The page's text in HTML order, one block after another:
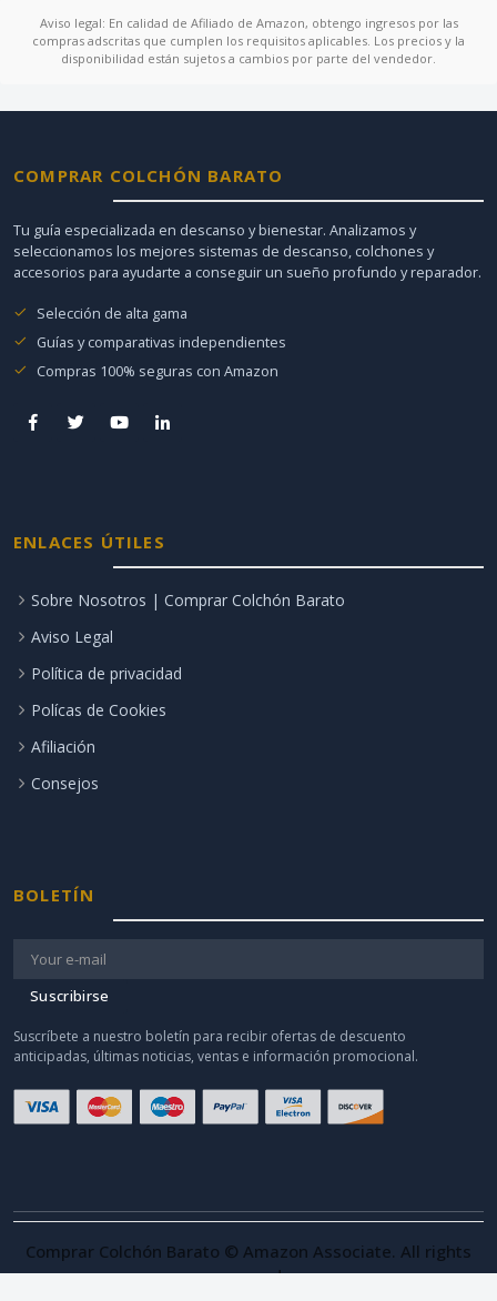
Aviso legal: En calidad de Afiliado de Amazon, obtengo ingresos por las
compras adscritas que cumplen los requisitos aplicables. Los precios y la
disponibilidad están sujetos a cambios por parte del vendedor.
COMPRAR COLCHÓN BARATO
Tu guía especializada en descanso y bienestar. Analizamos y
seleccionamos los mejores sistemas de descanso, colchones y
accesorios para ayudarte a conseguir un sueño profundo y reparador.
Selección de alta gama
Guías y comparativas independientes
Compras 100% seguras con Amazon
ENLACES ÚTILES
Sobre Nosotros | Comprar Colchón Barato
Aviso Legal
Política de privacidad
Polícas de Cookies
Afiliación
Consejos
BOLETÍN
Suscribirse
Suscríbete a nuestro boletín para recibir ofertas de descuento
anticipadas, últimas noticias, ventas e información promocional.
Comprar Colchón Barato © Amazon Associate. All rights
reserved.